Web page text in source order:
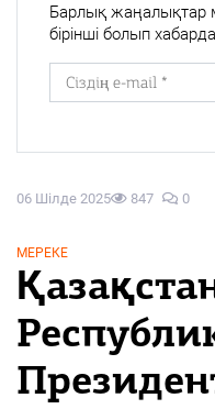
06 Шілде 2025 847 0
МЕРЕКЕ
Барлық жаңалықтар
бірінші болып